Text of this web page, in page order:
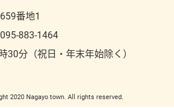
番地1
883-1464
30分（祝⽇・年末年始除く）
2020 Nagayo town. All rights reserved.